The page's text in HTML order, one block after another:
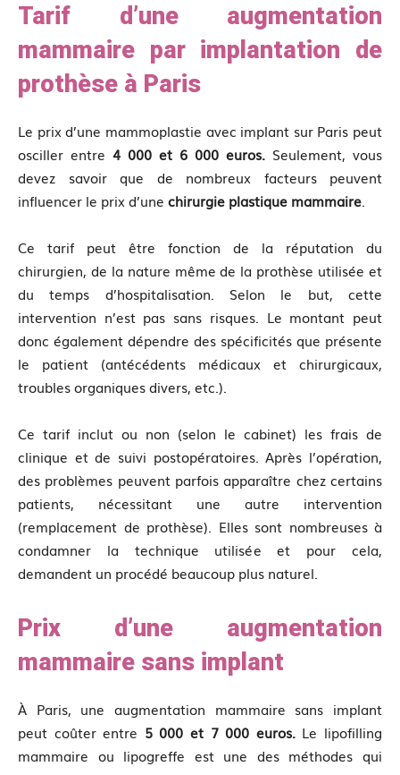
Tarif d’une augmentation
mammaire par implantation de
prothèse à Paris
Le prix d’une mammoplastie avec implant sur Paris peut
osciller entre 4 000 et 6 000 euros. Seulement, vous
devez savoir que de nombreux facteurs peuvent
influencer le prix d’une chirurgie plastique mammaire.
Ce tarif peut être fonction de la réputation du
chirurgien, de la nature même de la prothèse utilisée et
du temps d’hospitalisation. Selon le but, cette
intervention n’est pas sans risques. Le montant peut
donc également dépendre des spécificités que présente
le patient (antécédents médicaux et chirurgicaux,
troubles organiques divers, etc.).
Ce tarif inclut ou non (selon le cabinet) les frais de
clinique et de suivi postopératoires. Après l’opération,
des problèmes peuvent parfois apparaître chez certains
patients, nécessitant une autre intervention
(remplacement de prothèse). Elles sont nombreuses à
condamner la technique utilisée et pour cela,
demandent un procédé beaucoup plus naturel.
Prix d’une augmentation
mammaire sans implant
À Paris, une augmentation mammaire sans implant
peut coûter entre 5 000 et 7 000 euros. Le lipofilling
mammaire ou lipogreffe est une des méthodes qui